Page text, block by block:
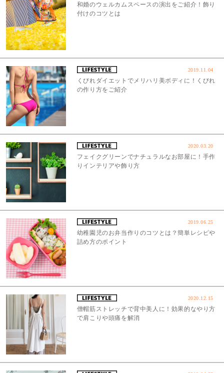
和婚のウェルカムスペースの演出をご紹介！飾り
付けのコツとは
2019.11.04
くびれダイエットでメリハリ美ボディに！くびれ
の作り方をご紹介
2020.03.20
フェイクグリーンでナチュラルなお部屋に！手作
りインテリアや飾り方
2019.06.25
幼稚園児のお弁当作りのコツとは？簡単レシピや
詰め方のポイント
2020.12.15
僧帽筋ストレッチで背中美人に！効果的なやり方
で肩こりや頭痛を解消